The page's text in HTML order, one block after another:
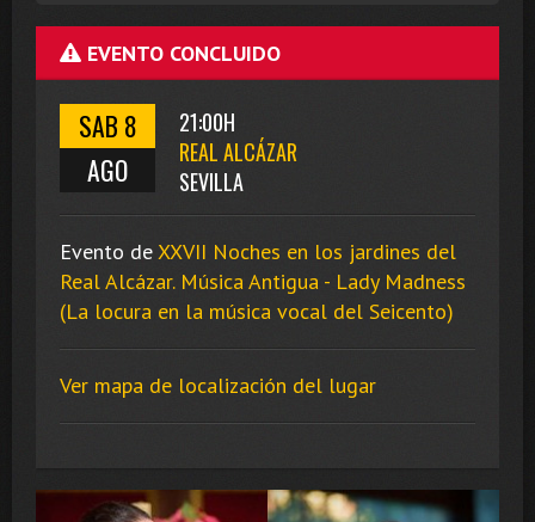
EVENTO CONCLUIDO
SAB 8
AGO
21:00H
REAL ALCÁZAR
SEVILLA
Evento deXXVII Noches en los jardines del
Real Alcázar. Música Antigua - Lady Madness
(La locura en la música vocal del Seicento)
Ver mapa de localización del lugar